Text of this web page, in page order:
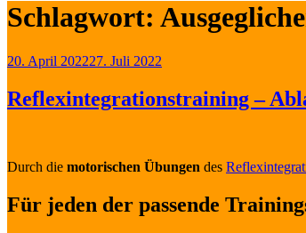
Schlagwort:
Veröffentlicht
20. April 202227. Juli 2022
Reflexintegrationstraining –
Durch die motorischen Übungen des
Für jeden der passende